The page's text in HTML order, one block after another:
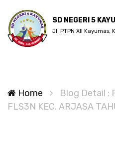
SD NEGERI 5
Jl. PTPN XII Kayumas,
Home
Blog Detail :
FLS3N KEC. ARJASA